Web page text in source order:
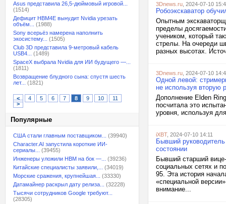
Asus представила 26,5-дюймовый игровой...
(1514)
Дефицит HBM4E вынудит Nvidia урезать
объём...
(1988)
Sony всерьёз намерена наполнить
экосистему...
(1505)
Club 3D представила 9-метровый кабель
USB4...
(1489)
SpaceX выбрала Nvidia для ИИ будущего —...
(1811)
Возвращение блудного сына: спустя шесть
лет...
(1821)
< 4 5 6 7 8 9 10
11
>
Популярные
США стали главным поставщиком...
(39940)
Character.AI запустила короткие ИИ-
сериалы...
(39455)
Инженеры уложили HBM на бок —...
(39236)
Китайские специалисты заявили,...
(34019)
Морские сражения, крупнейшая...
(33330)
Датамайнер раскрыл дату релиза...
(32228)
Тысячи сотрудников Google требуют...
(28305)
3Dnews.ru , 2024-07-10
Робоэкскаватор
Опытным
пределы
учеником, который
стрелы. На очереди
разных высотах.
3Dnews.ru , 2024-07-10
Одной левой:
не используя вторую
Дополнение Elden
посчитала это
уровня, используя
iXBT, 2024-07-10 14:11
Бывший
состоянии
Бывший старший
социальных сетях и
95. Эта история
«специальной
внимание...